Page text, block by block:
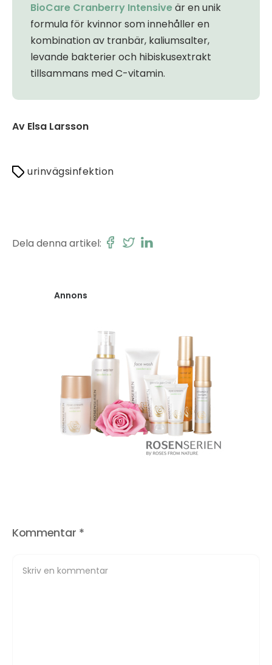
BioCare Cranberry Intensiveär en unik
formula för kvinnor som innehåller en
kombination av tranbär, kaliumsalter,
levande bakterier och hibiskusextrakt
tillsammans med C-vitamin.
Av Elsa Larsson
urinvägsinfektion
Dela denna artikel:
Annons
Kommentar *